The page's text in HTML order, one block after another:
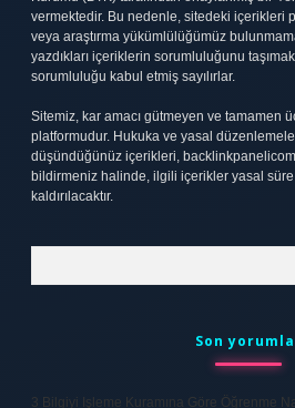
vermektedir. Bu nedenle, sitedeki içerikleri
veya araştırma yükümlülüğümüz
yazdıkları içeriklerin sorumluluğunu
sorumluluğu kabul etmiş sayılırlar.
Sitemiz, kar amacı gütmeyen ve tamamen
platformudur. Hukuka ve yasal
düşündüğünüz içerikleri,
bildirmeniz halinde, ilgili içerikler yasal
kaldırılacaktır.
Son
3 Bilgiyi Işleme Kuramına Göre Öğrenme